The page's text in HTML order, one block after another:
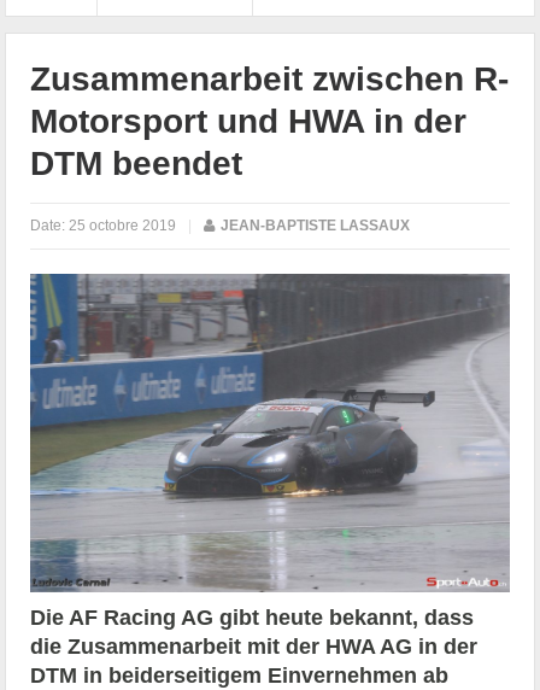
Zusammenarbeit zwischen R-
Motorsport und HWA in der
DTM beendet
Date: 25 octobre 2019 | JEAN-BAPTISTE LASSAUX
Die AF Racing AG gibt heute bekannt, dass
die Zusammenarbeit mit der HWA AG in der
DTM in beiderseitigem Einvernehmen ab